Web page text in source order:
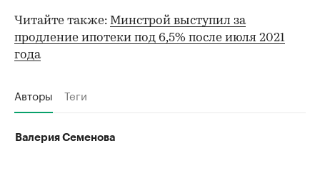
Читайте также: Минстрой выступил за
продление ипотеки под 6,5% после июля 2021
года
Авторы Теги
Валерия Семенова